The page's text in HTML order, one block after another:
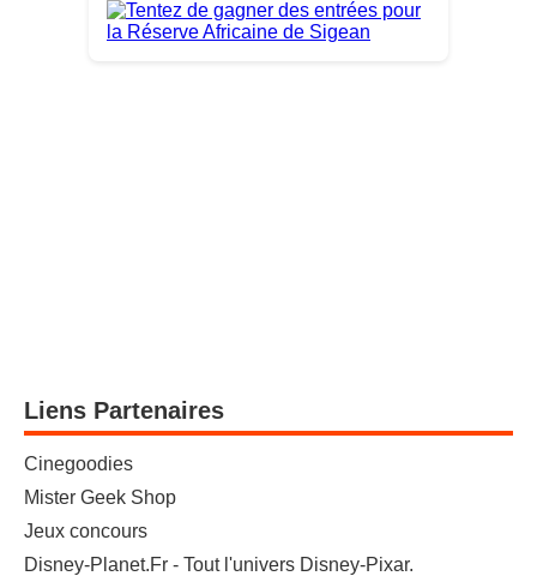
Liens Partenaires
Cinegoodies
Mister Geek Shop
Jeux concours
Disney-Planet.Fr - Tout l'univers Disney-Pixar.